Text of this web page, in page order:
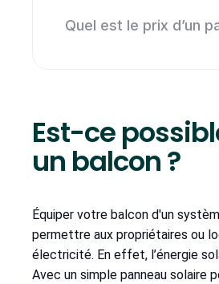
Quel est le prix d’un
Est-ce
un balcon ?
Équiper votre balcon d'un
permettre aux propriétaires ou
électricité. En effet, l’énergie
Avec un simple panneau solaire